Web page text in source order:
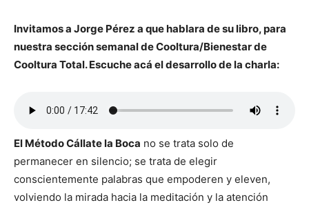
Invitamos a Jorge Pérez a que hablara de su libro, para
nuestra sección semanal de Cooltura/Bienestar de
Cooltura Total. Escuche acá el desarrollo de la charla:
El Método Cállate la Boca no se trata solo de
permanecer en silencio; se trata de elegir
conscientemente palabras que empoderen y eleven,
volviendo la mirada hacia la meditación y la atención